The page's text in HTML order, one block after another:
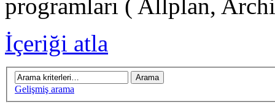
programları ( Allplan,
İçeriği atla
Gelişmiş arama